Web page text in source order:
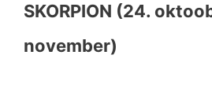
SKORPION (24.
november)